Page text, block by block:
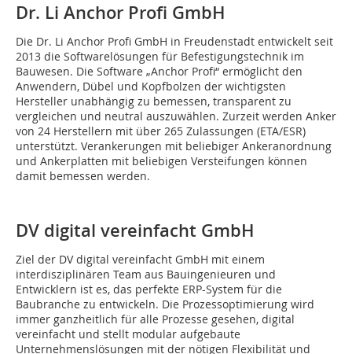
Dr. Li Anchor Profi GmbH
Die Dr. Li Anchor Profi GmbH in Freudenstadt entwickelt seit
2013 die Softwarelösungen für Befestigungstechnik im
Bauwesen. Die Software „Anchor Profi“ ermöglicht den
Anwendern, Dübel und Kopfbolzen der wichtigsten
Hersteller unabhängig zu bemessen, transparent zu
vergleichen und neutral auszuwählen. Zurzeit werden Anker
von 24 Herstellern mit über 265 Zulassungen (ETA/ESR)
unterstützt. Verankerungen mit beliebiger Ankeranordnung
und Ankerplatten mit beliebigen Versteifungen können
damit bemessen werden.
DV digital vereinfacht GmbH
Ziel der DV digital vereinfacht GmbH mit einem
interdisziplinären Team aus Bauingenieuren und
Entwicklern ist es, das perfekte ERP-System für die
Baubranche zu entwickeln. Die Prozessoptimierung wird
immer ganzheitlich für alle Prozesse gesehen, digital
vereinfacht und stellt modular aufgebaute
Unternehmenslösungen mit der nötigen Flexibilität und